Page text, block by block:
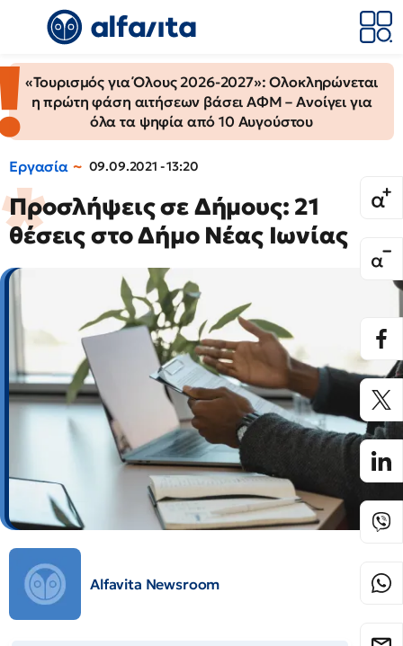
«Τουρισμός για Όλους 2026-2027»: Ολοκληρώνεται
η πρώτη φάση αιτήσεων βάσει ΑΦΜ – Ανοίγει για
όλα τα ψηφία από 10 Αυγούστου
Εργασία 09.09.2021 - 13:20
Προσλήψεις σε Δήμους: 21
θέσεις στο Δήμο Νέας Ιωνίας
Alfavita Newsroom